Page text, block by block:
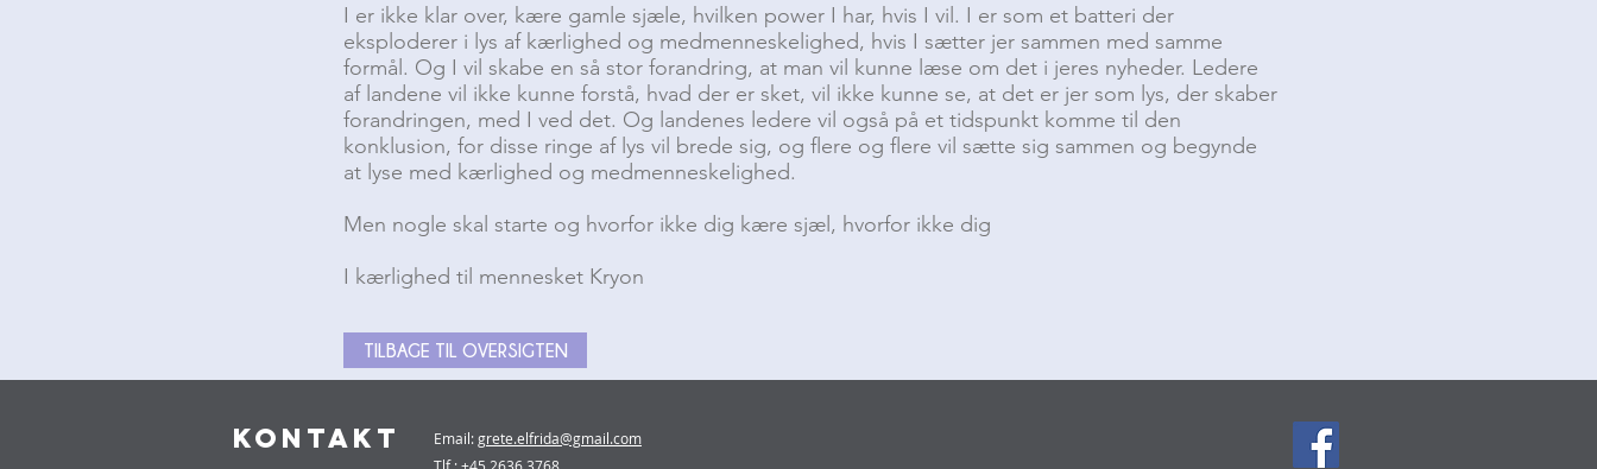
I er ikke klar over, kære gamle sjæle, hvilken power I har, hvis I vil. I er som et batteri der
eksploderer i lys af kærlighed og medmenneskelighed, hvis I sætter jer sammen med samme
formål. Og I vil skabe en så stor forandring, at man vil kunne læse om det i jeres nyheder. Ledere
af landene vil ikke kunne forstå, hvad der er sket, vil ikke kunne se, at det er jer som lys, der skaber
forandringen, med I ved det. Og landenes ledere vil også på et tidspunkt komme til den
konklusion, for disse ringe af lys vil brede sig, og flere og flere vil sætte sig sammen og begynde
at lyse med kærlighed og medmenneskelighed.
Men nogle skal starte og hvorfor ikke dig kære sjæl, hvorfor ikke dig
I kærlighed til mennesket Kryon
TILBAGE TIL OVERSIGTEN
Email:grete.elfrida@gmail.com
Tlf.: +45 2636 3768
KONTAKT